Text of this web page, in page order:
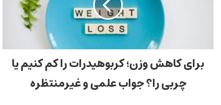
برای کاهش وزن؛ کربوهیدرات را کم کنیم یا
چربی را؟ جواب علمی و غیرمنتظره